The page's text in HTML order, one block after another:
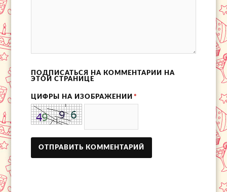
ПОДПИСАТЬСЯ НА КОММЕНТАРИИ НА
ЭТОЙ СТРАНИЦЕ
ЦИФРЫ НА ИЗОБРАЖЕНИИ *